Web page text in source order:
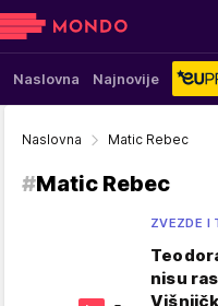
Naslovna Najnovije
Naslovna Matic Rebec
#Matic Rebec
ZVEZDE I
nisu